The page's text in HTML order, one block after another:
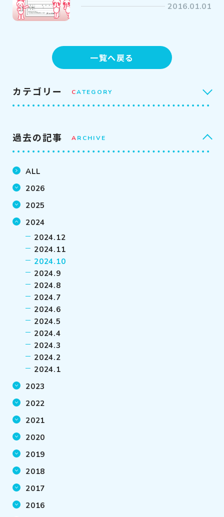
2016.01.01
一覧へ戻る
カテゴリー CATEGORY
過去の記事 ARCHIVE
ALL
2026
2025
2024
2024.12
2024.11
2024.10
2024.9
2024.8
2024.7
2024.6
2024.5
2024.4
2024.3
2024.2
2024.1
2023
2022
2021
2020
2019
2018
2017
2016